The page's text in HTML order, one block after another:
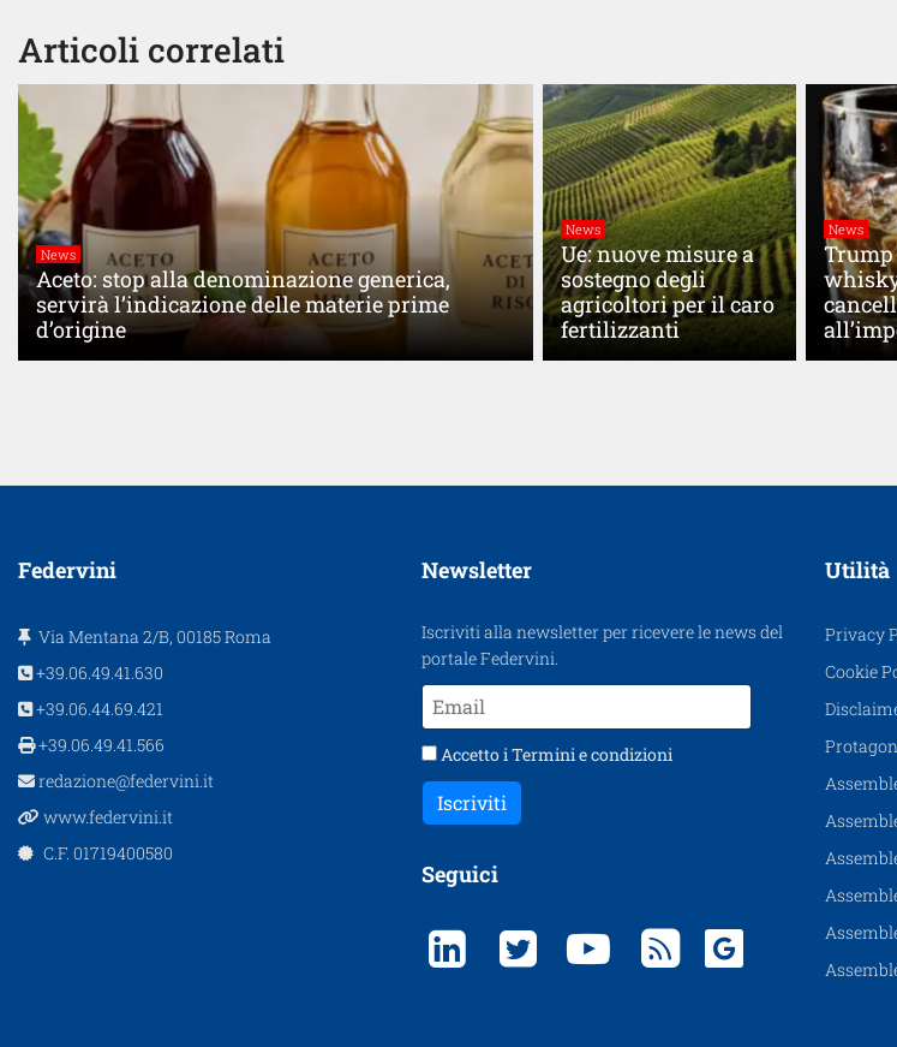
Articoli correlati
News
Aceto: stop alla denominazione generica,
servirà l’indicazione delle materie prime
d’origine
News
Ue: nuove misure a
sostegno degli
agricoltori per il caro
fertilizzanti
News
Trump
Federvini
Via Mentana 2/B, 00185 Roma
+39.06.49.41.630
+39.06.44.69.421
+39.06.49.41.566
redazione@federvini.it
www.federvini.it
C.F. 01719400580
Newsletter
Iscriviti alla newsletter per ricevere le news del
portale Federvini.
Accetto iTermini e condizioni
Iscriviti
Seguici
Utilità
Privacy
Cookie